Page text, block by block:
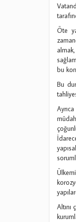
Öte
bu
Bu